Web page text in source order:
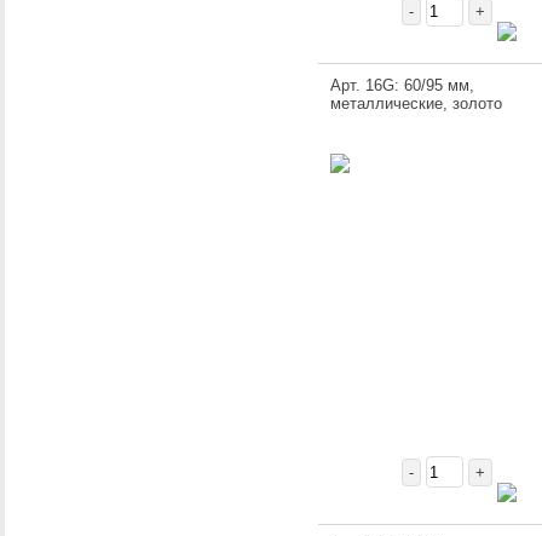
- +
Арт. 16G: 60/95 мм,
металлические, золото
- +